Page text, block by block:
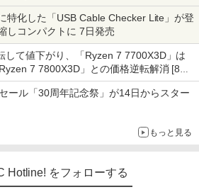
特化した「USB Cable Checker Lite」が登
しコンパクトに 7日発売
して値下がり、「Ryzen 7 7700X3D」は
7 7800X3D」との価格逆転解消 [8月
ール「30周年記念祭」が14日からスター
もっと見る
Hotline! をフォローする